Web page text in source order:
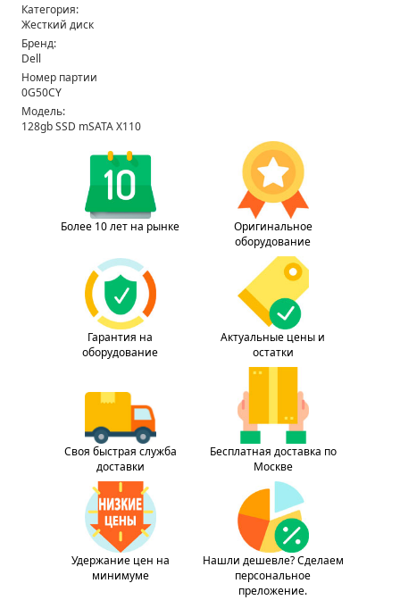
Категория:
Жесткий диск
Бренд:
Dell
Номер партии
0G50CY
Модель:
128gb SSD mSATA X110
Более 10 лет на рынке
Оригинальное
оборудование
Гарантия на
оборудование
Актуальные цены и
остатки
Своя быстрая служба
доставки
Бесплатная доставка по
Москве
Удержание цен на
минимуме
Нашли дешевле? Сделаем
персональное
преложение.